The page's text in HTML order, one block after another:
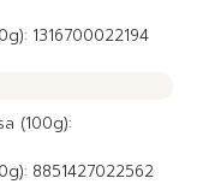
1316700022194
(100g):
8851427022562